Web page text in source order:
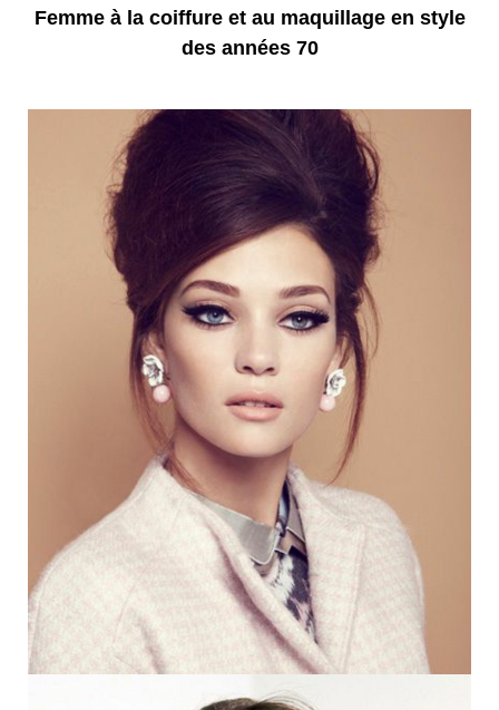
Femme à la coiffure et au maquillage en style
des années 70